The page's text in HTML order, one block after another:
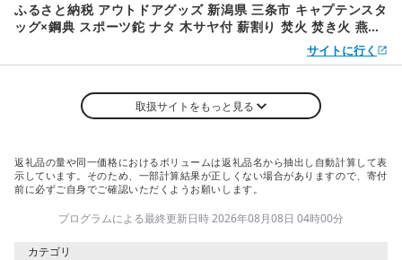
ふるさと納税 アウトドアグッズ 新潟県 三条市 キャプテンスタ
ッグ×鋼典 スポーツ鉈 ナタ 木サヤ付 薪割り 焚火 焚き火 燕三
サイトに行く
取扱サイトをもっと見る
返礼品の量や同一価格におけるボリュームは返礼品名から抽出し自動計算して表
示しています。そのため、一部計算結果が正しくない場合がありますので、寄付
前に必ずご自身でご確認いただくようお願いします。
プログラムによる最終更新日時 2026年08月08日 04時00分
カテゴリ